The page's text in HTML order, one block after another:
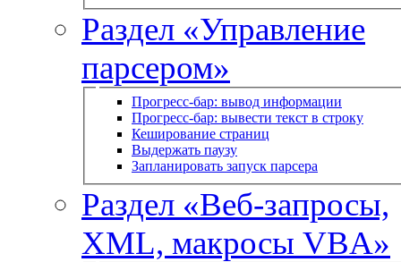
Раздел «Управление
парсером»
Прогресс-бар: вывод информации
Прогресс-бар: вывести текст в строку
Кеширование страниц
Выдержать паузу
Запланировать запуск парсера
Раздел «Веб-запросы,
XML, макросы VBA»